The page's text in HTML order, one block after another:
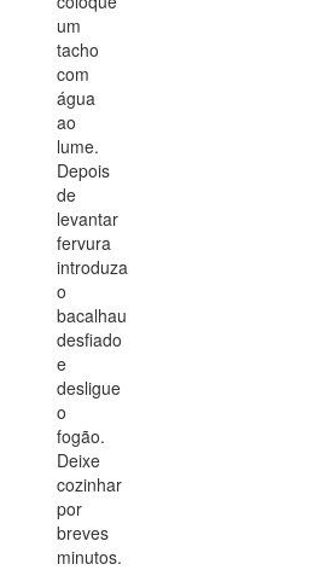
um
tacho
com
água
ao
lume.
Depois
de
levantar
fervura
introduza
o
bacalhau
desfiado
e
desligue
o
fogão.
Deixe
cozinhar
por
breves
minutos.